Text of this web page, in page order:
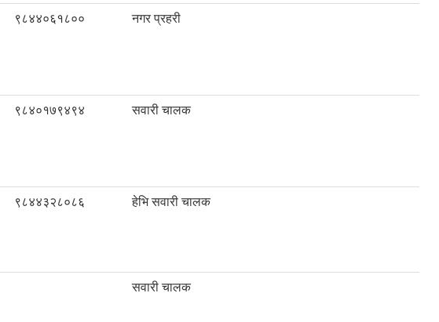
९८४४०६१८०० नगर प्रहरी
९८४०१७९४९४ सवारी चालक
९८४४३२८०८६ हेभि सवारी चालक
सवारी चालक